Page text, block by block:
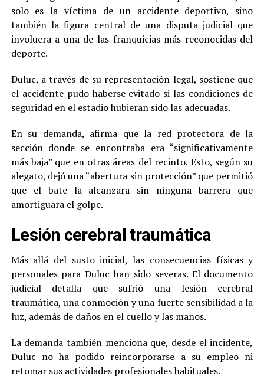
solo es la víctima de un accidente deportivo, sino
también la figura central de una disputa judicial que
involucra a una de las franquicias más reconocidas del
deporte.
Duluc, a través de su representación legal, sostiene que
el accidente pudo haberse evitado si las condiciones de
seguridad en el estadio hubieran sido las adecuadas.
En su demanda, afirma que la red protectora de la
sección donde se encontraba era “significativamente
más baja” que en otras áreas del recinto. Esto, según su
alegato, dejó una “abertura sin protección” que permitió
que el bate la alcanzara sin ninguna barrera que
amortiguara el golpe.
Lesión cerebral traumática
Más allá del susto inicial, las consecuencias físicas y
personales para Duluc han sido severas. El documento
judicial detalla que sufrió una lesión cerebral
traumática, una conmoción y una fuerte sensibilidad a la
luz, además de daños en el cuello y las manos.
La demanda también menciona que, desde el incidente,
Duluc no ha podido reincorporarse a su empleo ni
retomar sus actividades profesionales habituales.